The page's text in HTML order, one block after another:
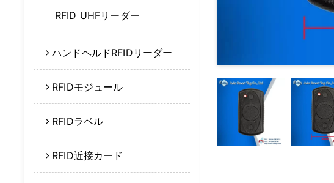
RFID UHFリーダー
ハンドヘルドRFIDリーダー
RFIDモジュール
RFIDラベル
RFID近接カード